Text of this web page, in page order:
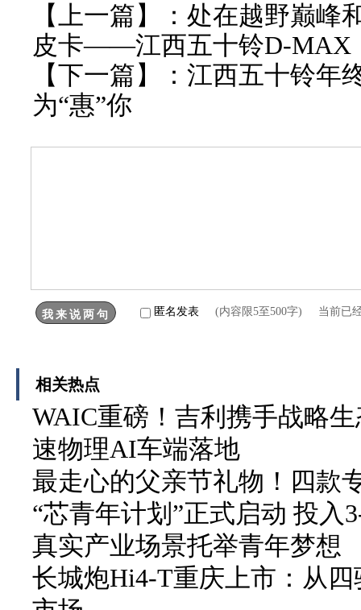
【上一篇】： 处在越野巅峰
皮卡——江西五十铃D-MAX
【下一篇】： 江西五十铃年
为“惠”你
匿名发表 (内容限5至500字) 当前已
相关热点
WAIC重磅！吉利携手战略
速物理AI车端落地
最走心的父亲节礼物！四款
“芯青年计划”正式启动 投入
真实产业场景托举青年梦想
长城炮Hi4-T重庆上市：从